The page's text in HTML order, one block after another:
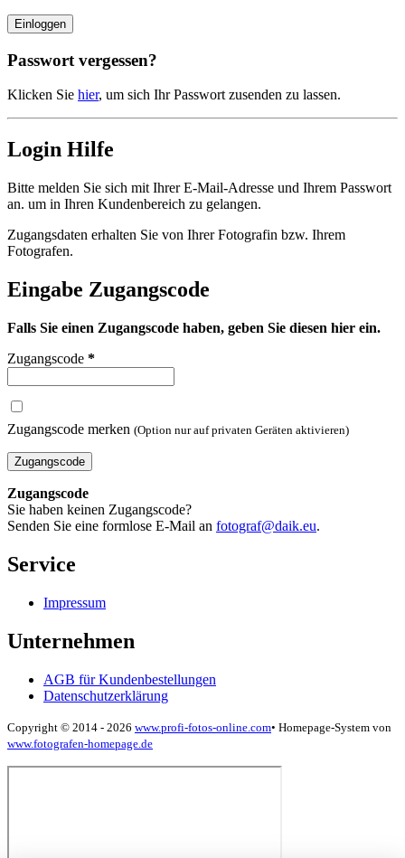
Einloggen
Passwort vergessen?
Klicken Sie hier, um sich Ihr Passwort zusenden zu lassen.
Login Hilfe
Bitte melden Sie sich mit Ihrer E-Mail-Adresse und Ihrem Passwort
an. um in Ihren Kundenbereich zu gelangen.
Zugangsdaten erhalten Sie von Ihrer Fotografin bzw. Ihrem
Fotografen.
Eingabe Zugangscode
Falls Sie einen Zugangscode haben, geben Sie diesen hier ein.
Zugangscode *
Zugangscode merken (Option nur auf privaten Geräten aktivieren)
Zugangscode
Zugangscode
Sie haben keinen Zugangscode?
Senden Sie eine formlose E-Mail an fotograf@daik.eu.
Service
Impressum
Unternehmen
AGB für Kundenbestellungen
Datenschutzerklärung
Copyright © 2014 - 2026 www.profi-fotos-online.com• Homepage-System von
www.fotografen-homepage.de